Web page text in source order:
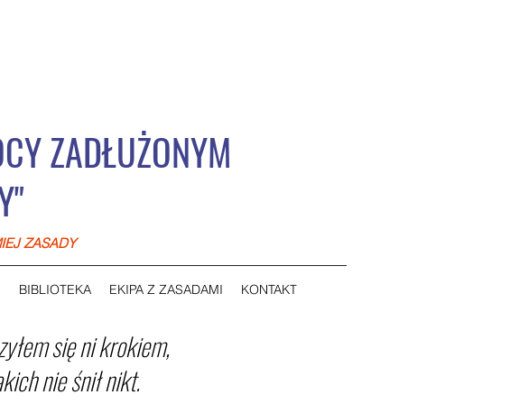
ZADŁUŻONYM
ZASADY
BIBLIOTEKA EKIPA Z ZASADAMI KONTAKT
się ni krokiem,
nie śnił nikt.